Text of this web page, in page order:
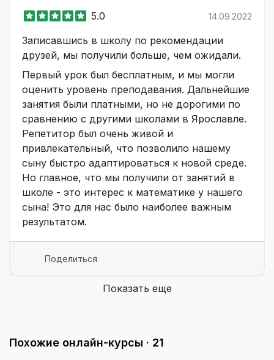
5.0 14.09.2022
Записавшись в школу по рекомендации
друзей, мы получили больше, чем ожидали.
Первый урок был бесплатным, и мы могли
оценить уровень преподавания. Дальнейшие
занятия были платными, но не дорогими по
сравнению с другими школами в Ярославле.
Репетитор был очень живой и
привлекательный, что позволило нашему
сыну быстро адаптироваться к новой среде.
Но главное, что мы получили от занятий в
школе - это интерес к математике у нашего
сына! Это для нас было наиболее важным
результатом.
Поделиться
Показать еще
Похожие онлайн-курсы · 21